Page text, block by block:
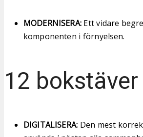
MODERNISERA:Ett vidare
komponenten i förnyelsen.
12 bokstäver
DIGITALISERA: Den mest